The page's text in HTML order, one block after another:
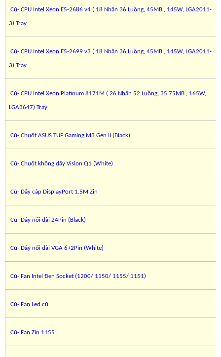
Cũ- CPU Intel Xeon E5-2686 v4 ( 18 Nhân 36 Luồng, 45MB , 145W, LGA2011-
3) Tray
Cũ- CPU Intel Xeon E5-2699 v3 ( 18 Nhân 36 Luồng, 45MB , 145W, LGA2011-
3) Tray
Cũ- CPU Intel Xeon Platinum 8171M ( 26 Nhân 52 Luồng, 35.75MB , 165W,
LGA3647) Tray
Cũ- Chuột ASUS TUF Gaming M3 Gen II (Black)
Cũ- Chuột không dây Vision Q1 (White)
Cũ- Dây cáp DisplayPort 1.5M Zin
Cũ- Dây nối dài 24Pin (Black)
Cũ- Dây nối dài VGA 6+2Pin (White)
Cũ- Fan Intel Đen Socket (1200/ 1150/ 1155/ 1151)
Cũ- Fan Led cũ
Cũ- Fan Zin 1155